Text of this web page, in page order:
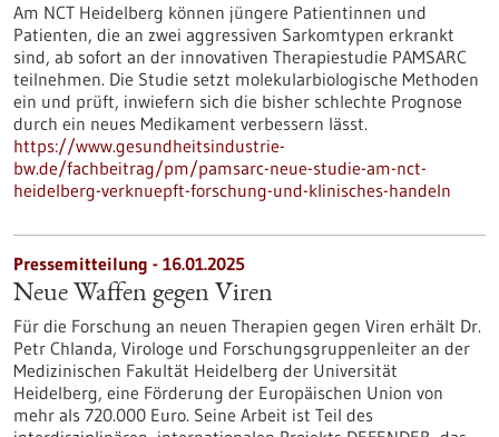
Am NCT Heidelberg können jüngere Patientinnen und
Patienten, die an zwei aggressiven Sarkomtypen erkrankt
sind, ab sofort an der innovativen Therapiestudie PAMSARC
teilnehmen. Die Studie setzt molekularbiologische Methoden
ein und prüft, inwiefern sich die bisher schlechte Prognose
durch ein neues Medikament verbessern lässt.
https://www.gesundheitsindustrie-
bw.de/fachbeitrag/pm/pamsarc-neue-studie-am-nct-
heidelberg-verknuepft-forschung-und-klinisches-handeln
Pressemitteilung - 16.01.2025
Neue Waffen gegen Viren
Für die Forschung an neuen Therapien gegen Viren erhält Dr.
Petr Chlanda, Virologe und Forschungsgruppenleiter an der
Medizinischen Fakultät Heidelberg der Universität
Heidelberg, eine Förderung der Europäischen Union von
mehr als 720.000 Euro. Seine Arbeit ist Teil des